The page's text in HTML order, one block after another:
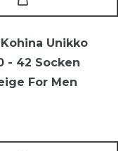
Unikko
- 42 Socken
For Men